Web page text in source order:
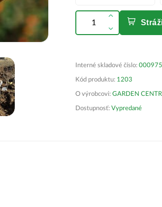
Interné skladové číslo: 000975
Kód produktu: 1203
O výrobcovi: GARDEN
Dostupnosť: Vypredané